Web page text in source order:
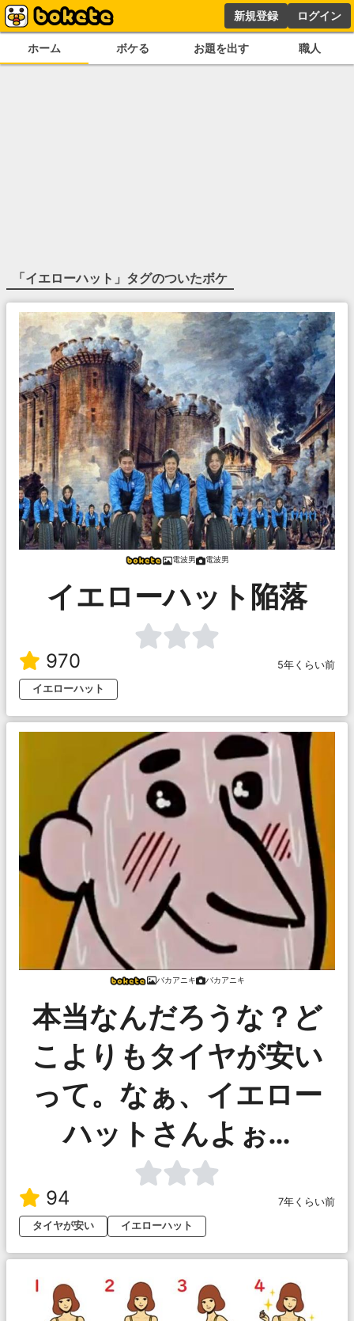
新規登録 ログイン
ホーム ボケる お題を出す 職人
「イエローハット 」タグのついたボケ
電波男 電波男
イエローハット陥落
970
5年くらい前
イエローハット
バカアニキ バカアニキ
本当なんだろうな？ど
こよりもタイヤが安い
って。なぁ、イエロー
ハットさんよぉ…
94
7年くらい前
タイヤが安い
イエローハット